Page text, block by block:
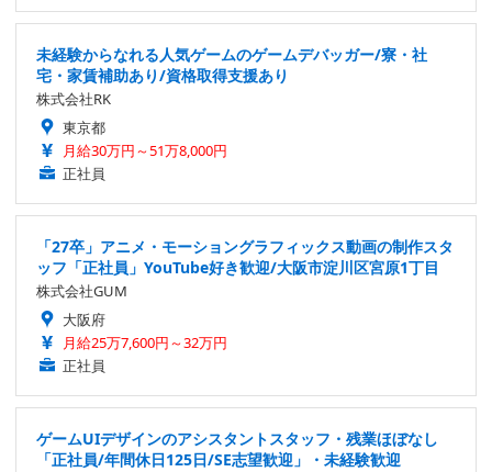
未経験からなれる人気ゲームのゲームデバッガー/寮・社
宅・家賃補助あり/資格取得支援あり
株式会社RK
東京都
月給30万円～51万8,000円
正社員
「27卒」アニメ・モーショングラフィックス動画の制作スタ
ッフ「正社員」YouTube好き歓迎/大阪市淀川区宮原1丁目
株式会社GUM
大阪府
月給25万7,600円～32万円
正社員
ゲームUIデザインのアシスタントスタッフ・残業ほぼなし
「正社員/年間休日125日/SE志望歓迎」・未経験歓迎